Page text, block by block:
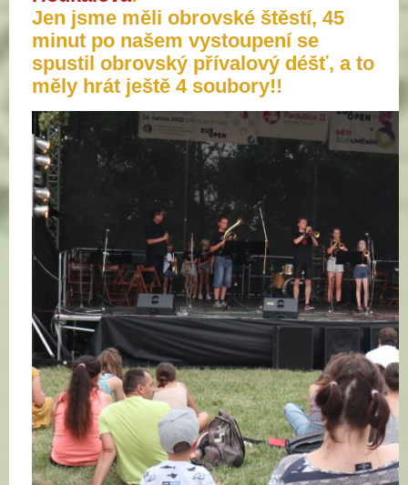
Jen jsme měli obrovské štěstí, 45
minut po našem vystoupení se
spustil obrovský přívalový déšť, a to
měly hrát ještě 4 soubory!!